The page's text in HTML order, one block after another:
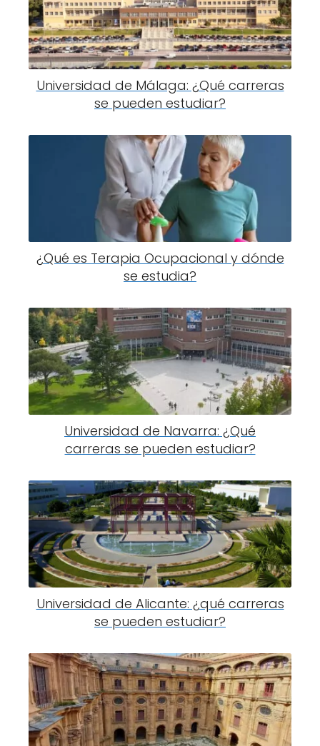
Universidad de Málaga: ¿Qué carreras
se pueden estudiar?
¿Qué es Terapia Ocupacional y dónde
se estudia?
Universidad de Navarra: ¿Qué
carreras se pueden estudiar?
Universidad de Alicante: ¿qué carreras
se pueden estudiar?